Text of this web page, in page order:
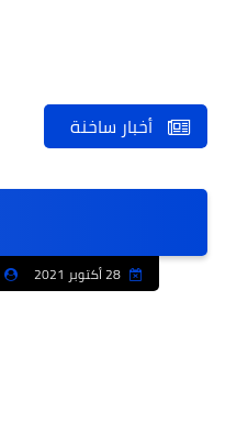
أخبار ساخنة
28 أكتوبر 2021